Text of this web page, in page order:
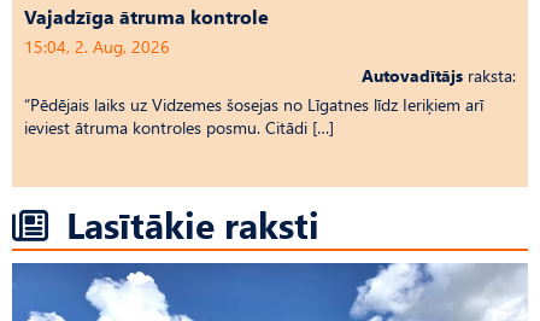
Vajadzīga ātruma kontrole
15:04, 2. Aug, 2026
Autovadītājs raksta:
“Pēdējais laiks uz Vid­ze­mes šosejas no Līgatnes līdz Ieriķiem arī
ieviest ātruma kontroles posmu. Citādi […]
Lasītākie raksti